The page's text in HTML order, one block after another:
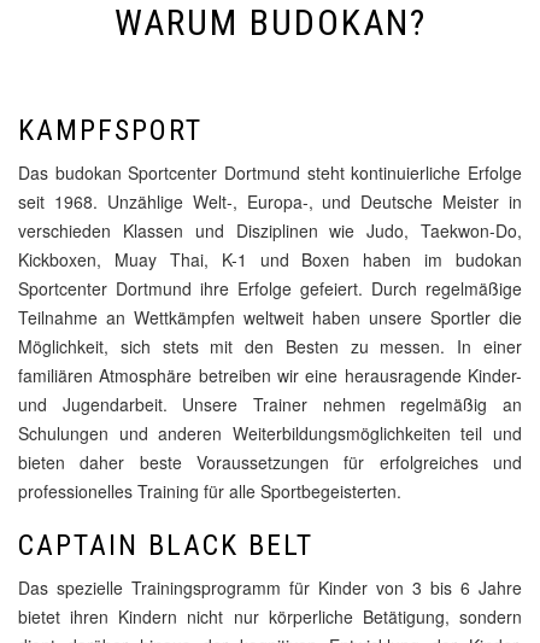
WARUM BUDOKAN?
KAMPFSPORT
Das budokan Sportcenter Dortmund steht kontinuierliche Erfolge
seit 1968. Unzählige Welt-, Europa-, und Deutsche Meister in
verschieden Klassen und Disziplinen wie Judo, Taekwon-Do,
Kickboxen, Muay Thai, K-1 und Boxen haben im budokan
Sportcenter Dortmund ihre Erfolge gefeiert. Durch regelmäßige
Teilnahme an Wettkämpfen weltweit haben unsere Sportler die
Möglichkeit, sich stets mit den Besten zu messen. In einer
familiären Atmosphäre betreiben wir eine herausragende Kinder-
und Jugendarbeit. Unsere Trainer nehmen regelmäßig an
Schulungen und anderen Weiterbildungsmöglichkeiten teil und
bieten daher beste Voraussetzungen für erfolgreiches und
professionelles Training für alle Sportbegeisterten.
CAPTAIN BLACK BELT
Das spezielle Trainingsprogramm für Kinder von 3 bis 6 Jahre
bietet ihren Kindern nicht nur körperliche Betätigung, sondern